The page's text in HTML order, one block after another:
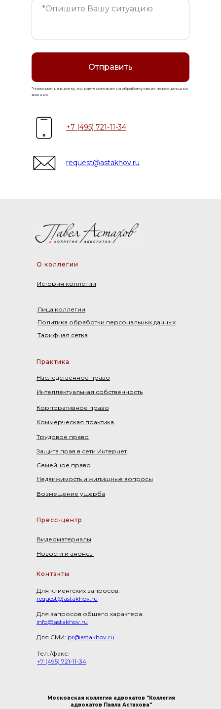
request@astakhov.ru
+7 (495) 721-11-34
Отправить
*Нажимая на кнопку, вы даете согласие на обработку своих персональных
данных
О коллегии
История коллегии
Лица коллегии
Политика обработки персональных данных
Тарифная сетка
Практика
Интеллектуальная собственность
Корпоративное право
Коммерческая практика
Трудовое право
Защита прав в сети Интернет
Семейное право
Наследственное право
Недвижимость и жилищные вопросы
Возмещение ущерба
Пресс-центр
Видеоматериалы
Новости и анонсы
Контакты
Для клиентских запросов:
request@astakhov.ru
Для запросов общего характера:
info@astakhov.ru
Для СМИ: pr@astakhov.ru
Тел./факс:
+7 (495) 721-11-34
Московская коллегия адвокатов "Коллегия
адвокатов Павла Астахова"